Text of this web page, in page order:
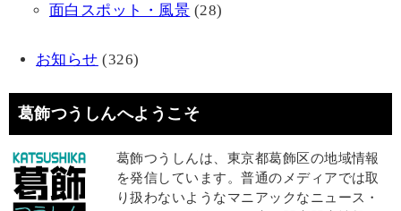
面白スポット・風景 (28)
お知らせ (326)
葛飾つうしんへようこそ
葛飾つうしんは、東京都葛飾区の地域情報
を発信しています。普通のメディアでは取
り扱わないようなマニアックなニュース・